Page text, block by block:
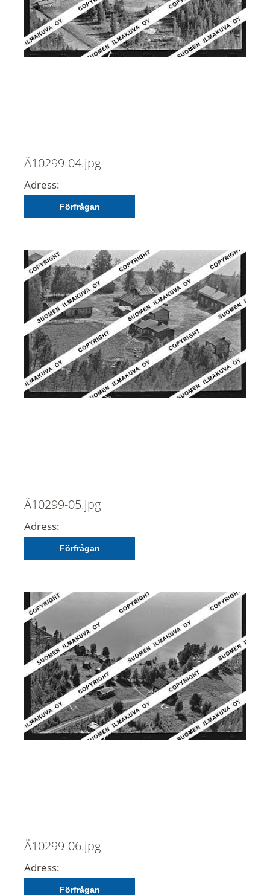
Ä10299-04.jpg
Adress:
Förfrågan
Ä10299-05.jpg
Adress:
Förfrågan
Ä10299-06.jpg
Adress:
Förfrågan